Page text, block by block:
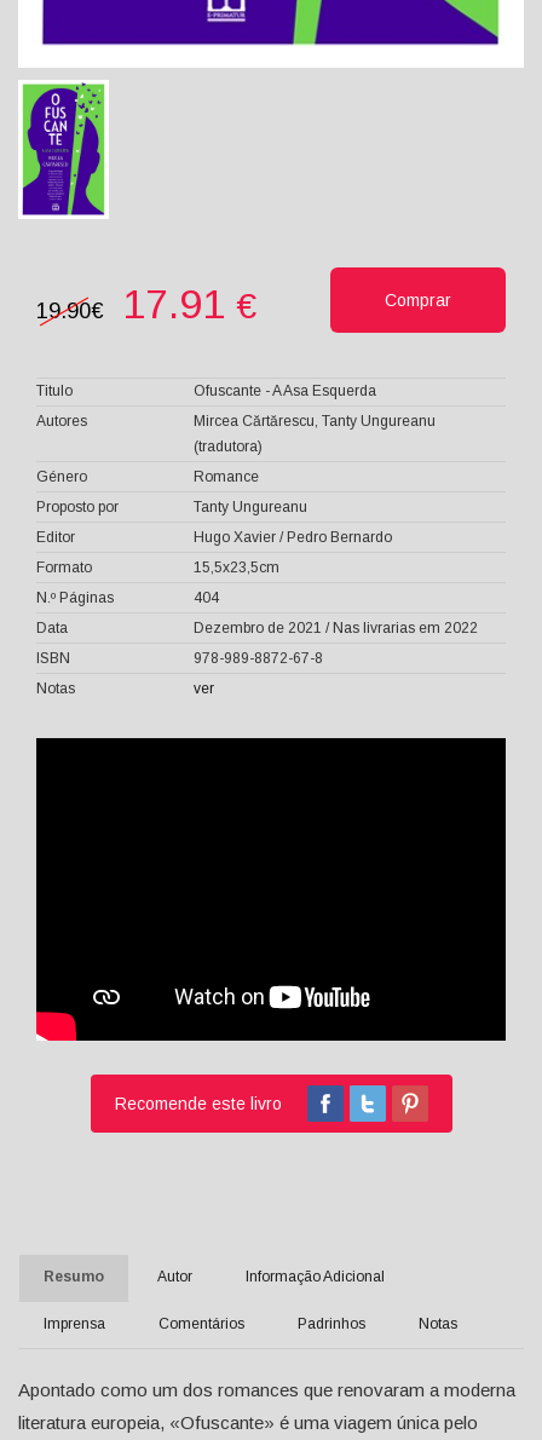
19.90€ 17.91 € Comprar
Titulo
Ofuscante - A Asa Esquerda
Autores
Mircea Cărtărescu, Tanty Ungureanu
(tradutora)
Género
Romance
Proposto por
Tanty Ungureanu
Editor
Hugo Xavier / Pedro Bernardo
Formato
15,5x23,5cm
N.º Páginas
404
Data
Dezembro de 2021 / Nas livrarias em 2022
ISBN
978-989-8872-67-8
Notas
ver
Recomende este livro
Resumo Autor Informação Adicional
Imprensa Comentários Padrinhos Notas
Apontado como um dos romances que renovaram a moderna
literatura europeia, «Ofuscante» é uma viagem única pelo